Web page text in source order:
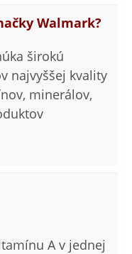
Walmark?
širokú
najvyššej kvality
minerálov,
A v jednej